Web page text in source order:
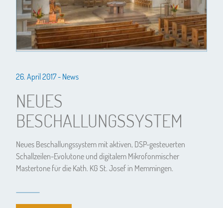
26. April 2017 - News
NEUES
BESCHALLUNGSSYSTEM
Neues Beschallungssystem mit aktiven, DSP-gesteuerten
Schallzeilen-Evolutone und digitalem Mikrofonmischer
Mastertone für die Kath. KG St. Josef in Memmingen.